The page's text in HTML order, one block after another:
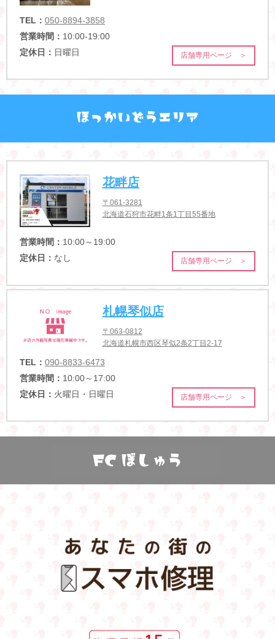
TEL： 050-8894-3858
営業時間： 10:00-19:00
定休日： 日曜日 店舗専用ページ ＞
花畔店
〒061-3281
北海道石狩市花畔1条1丁目55番地
営業時間： 10:00～19:00
定休日： なし 店舗専用ページ ＞
札幌琴似店
〒063-0812
北海道札幌市西区琴似2条2丁目2-17
TEL： 090-8833-6473
営業時間： 10:00～17:00
定休日： 火曜日・日曜日 店舗専用ページ ＞